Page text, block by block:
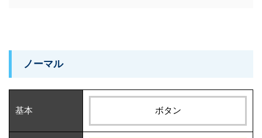
ノーマル
基本 ボタン